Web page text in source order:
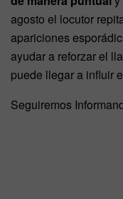
agosto el locutor
apariciones
ayudar a reforzar el
puede llegar a influir
Seguiremos